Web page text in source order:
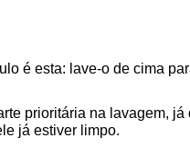
é esta: lave-o de cima
prioritária na lavagem,
já estiver limpo.